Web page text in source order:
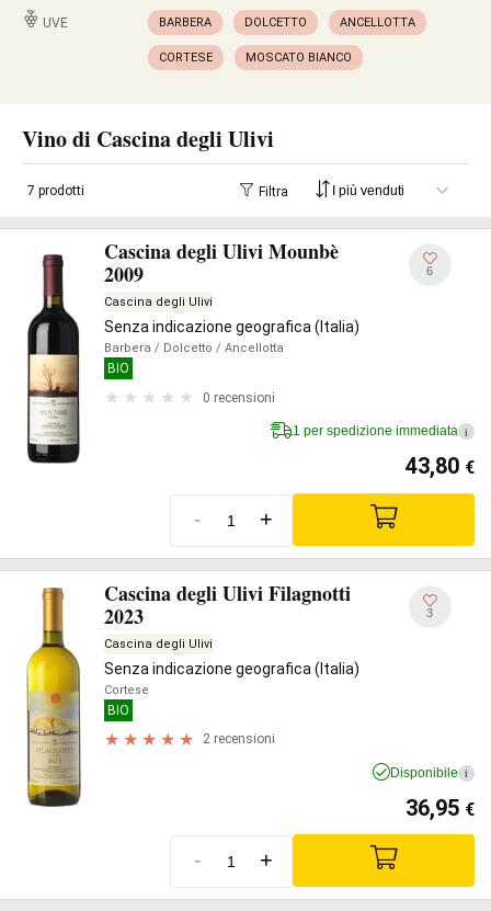
UVE BARBERA DOLCETTO ANCELLOTTA
CORTESE MOSCATO BIANCO
Vino di Cascina degli Ulivi
7 prodotti Filtra
Cascina degli Ulivi Mounbè
2009
Cascina degli Ulivi
Senza indicazione geografica (Italia)
Barbera / Dolcetto / Ancellotta
BIO
0 recensioni
6
1 per spedizione immediata i
43,80 €
- +
Cascina degli Ulivi Filagnotti
2023
Cascina degli Ulivi
Senza indicazione geografica (Italia)
Cortese
BIO
2 recensioni
3
Disponibile i
36,95 €
- +